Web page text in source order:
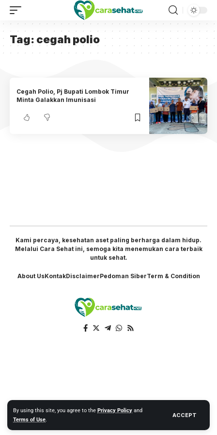
By using this site, you agree to the Privacy Policy and
Terms of Use.
ACCEPT
Tag: cegah polio
Cegah Polio, Pj Bupati Lombok Timur
Minta Galakkan Imunisasi
Kami percaya, kesehatan aset paling berharga dalam hidup.
Melalui Cara Sehat ini, semoga kita menemukan cara terbaik
untuk sehat.
About UsKontakDisclaimerPedoman SiberTerm & Condition